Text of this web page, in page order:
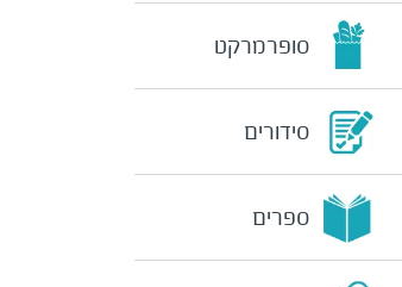
סופרמרקט
סידורים
ספרים